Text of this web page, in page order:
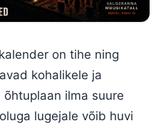
on tihe ning
kohalikele ja
ilma suure
lugejale võib huvi